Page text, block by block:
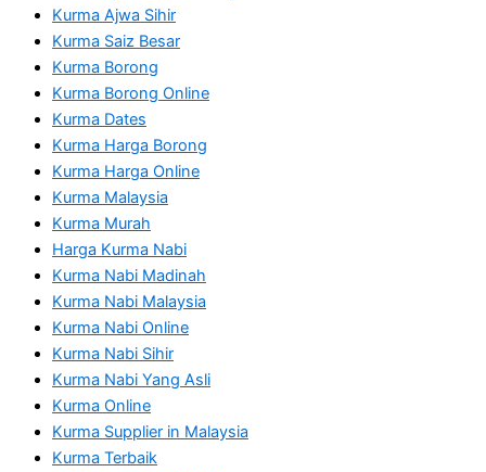
Kurma Ajwa Sihir
Kurma Saiz Besar
Kurma Borong
Kurma Borong Online
Kurma Dates
Kurma Harga Borong
Kurma Harga Online
Kurma Malaysia
Kurma Murah
Harga Kurma Nabi
Kurma Nabi Madinah
Kurma Nabi Malaysia
Kurma Nabi Online
Kurma Nabi Sihir
Kurma Nabi Yang Asli
Kurma Online
Kurma Supplier in Malaysia
Kurma Terbaik